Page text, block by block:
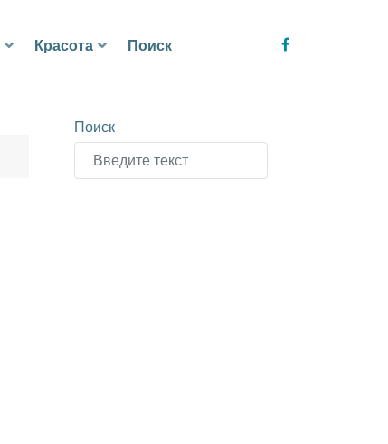
Красота Поиск
Поиск